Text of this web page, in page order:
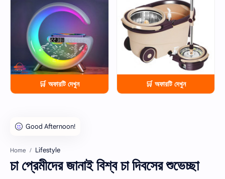
🛒 অফারটি দেখুন 🛒 অফারটি দেখুন
Home Lifestyle
চা প্রেমীদের জানাই বিশ্ব চা দিবসের শুভেচ্ছা